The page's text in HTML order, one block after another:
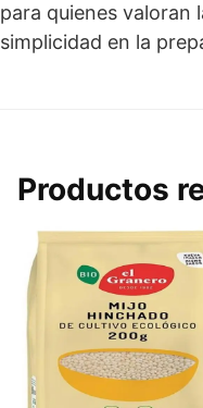
para quienes valoran
simplicidad en la
Productos